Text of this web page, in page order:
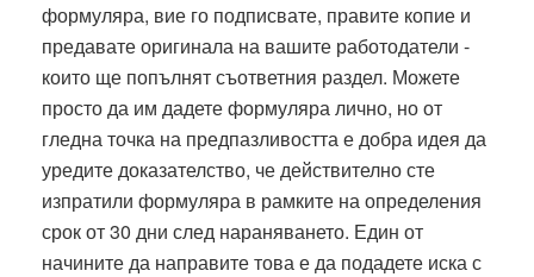
формуляра, вие го подписвате, правите копие и
предавате оригинала на вашите работодатели -
които ще попълнят съответния раздел. Можете
просто да им дадете формуляра лично, но от
гледна точка на предпазливостта е добра идея да
уредите доказателство, че действително сте
изпратили формуляра в рамките на определения
срок от 30 дни след нараняването. Един от
начините да направите това е да подадете иска с